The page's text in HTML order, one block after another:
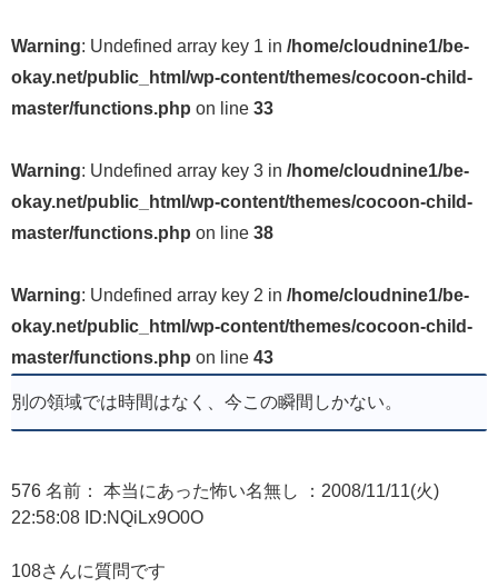
Warning: Undefined array key 1 in /home/cloudnine1/be-
okay.net/public_html/wp-content/themes/cocoon-child-
master/functions.php on line 33
Warning: Undefined array key 3 in /home/cloudnine1/be-
okay.net/public_html/wp-content/themes/cocoon-child-
master/functions.php on line 38
Warning: Undefined array key 2 in /home/cloudnine1/be-
okay.net/public_html/wp-content/themes/cocoon-child-
master/functions.php on line 43
別の領域では時間はなく、今この瞬間しかない。
576 名前： 本当にあった怖い名無し ：2008/11/11(火)
22:58:08 ID:NQiLx9O0O
108さんに質問です